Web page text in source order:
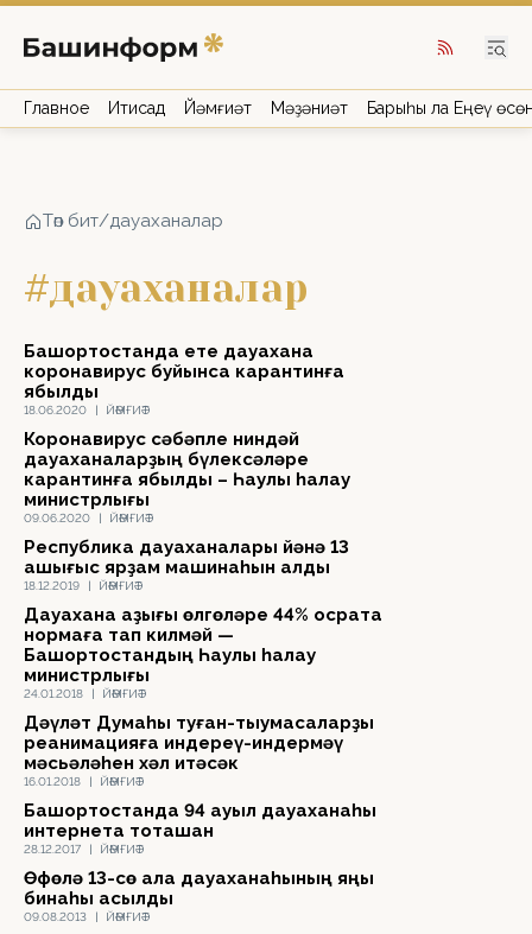
Главное Иҡтисад Йәмғиәт Мәҙәниәт Барыһы ла Еңеү
Төп бит/дауаханалар
#дауаханалар
18.06.2020 | ЙӘМҒИӘТ
Башҡортостанда ете дауахана
коронавирус буйынса карантинға
ябылды
09.06.2020 | ЙӘМҒИӘТ
Коронавирус сәбәпле ниндәй
дауаханаларҙың бүлексәләре
карантинға ябылды – Һаулыҡ һаҡлау
министрлығы
18.12.2019 | ЙӘМҒИӘТ
Республика дауаханалары йәнә 13
ашығыс ярҙам машинаһын алды
24.01.2018 | ЙӘМҒИӘТ
Дауахана аҙығы өлгөләре 44% осраҡта
нормаға тап килмәй —
Башҡортостандың Һаулыҡ һаҡлау
министрлығы
16.01.2018 | ЙӘМҒИӘТ
Дәүләт Думаһы туған-тыумасаларҙы
реанимацияға индереү-индермәү
мәсьәләһен хәл итәсәк
28.12.2017 | ЙӘМҒИӘТ
Башҡортостанда 94 ауыл дауаханаһы
интернетҡа тоташҡан
09.08.2013 | ЙӘМҒИӘТ
Өфөлә 13-сө ҡала дауаханаһының яңы
бинаһы асылды